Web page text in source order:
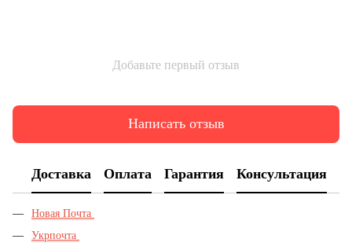
Добавьте первый отзыв
Написать отзыв
Доставка Оплата Гарантия Консультация
Новая Почта
Укрпочта